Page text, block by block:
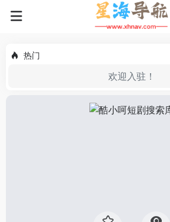
热门
欢迎入驻！